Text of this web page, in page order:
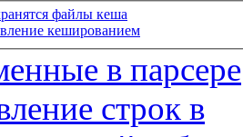
файлы кеша
кешированием
в парсере
строк в